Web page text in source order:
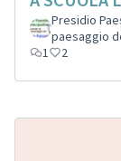
Presidio
paesaggio
1
2